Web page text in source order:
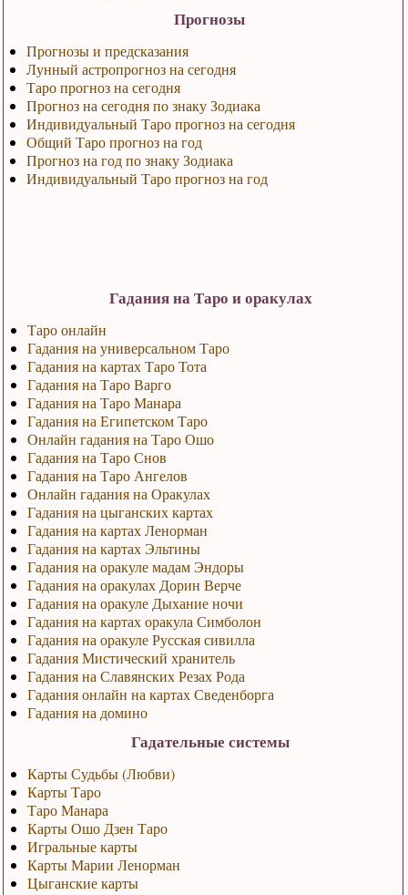
Прогнозы
Прогнозы и предсказания
Лунный астропрогноз на сегодня
Таро прогноз на сегодня
Прогноз на сегодня по знаку Зодиака
Индивидуальный Таро прогноз на сегодня
Общий Таро прогноз на год
Прогноз на год по знаку Зодиака
Индивидуальный Таро прогноз на год
Гадания на Таро и оракулах
Таро онлайн
Гадания на универсальном Таро
Гадания на картах Таро Тота
Гадания на Таро Варго
Гадания на Таро Манара
Гадания на Египетском Таро
Онлайн гадания на Таро Ошо
Гадания на Таро Снов
Гадания на Таро Ангелов
Онлайн гадания на Оракулах
Гадания на цыганских картах
Гадания на картах Ленорман
Гадания на картах Эльтины
Гадания на оракуле мадам Эндоры
Гадания на оракулах Дорин Верче
Гадания на оракуле Дыхание ночи
Гадания на картах оракула Симболон
Гадания на оракуле Русская сивилла
Гадания Мистический хранитель
Гадания на Славянских Резах Рода
Гадания онлайн на картах Сведенборга
Гадания на домино
Гадательные системы
Карты Судьбы (Любви)
Карты Таро
Таро Манара
Карты Ошо Дзен Таро
Игральные карты
Карты Марии Ленорман
Цыганские карты